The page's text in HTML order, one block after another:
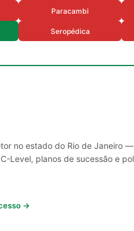
Paracambi
Seropédica
no estado do Rio de Janeiro
Level, planos de sucessão e
→